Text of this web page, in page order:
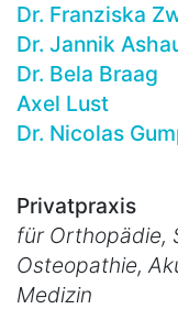
Dr. Franziska
Dr. Jannik
Dr. Bela Braag
Axel Lust
Dr. Nicolas
Privatpraxis
für Orthopädie,
Osteopathie,
Medizin